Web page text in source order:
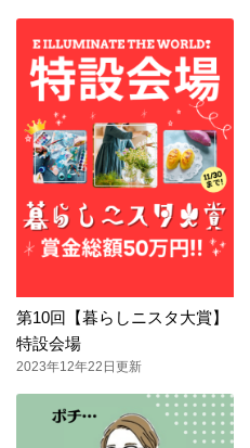
第10回【暮らしニスタ大賞】
特設会場
2023年12年22日更新